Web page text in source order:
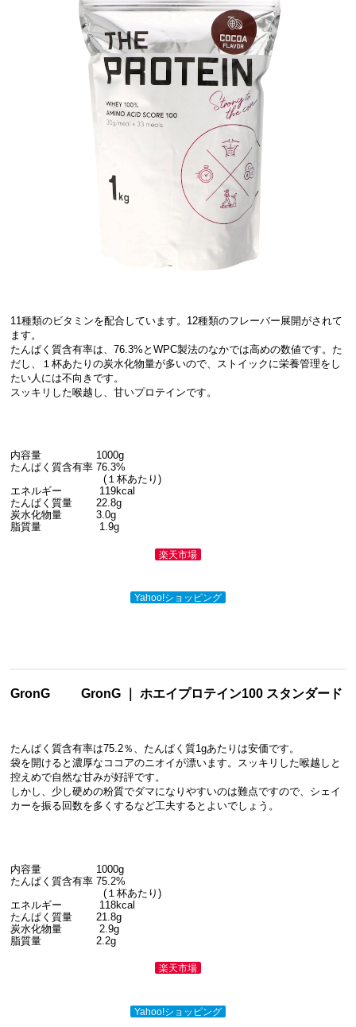
11種類のビタミンを配合しています。12種類のフレーバー展開がされて
ます。
たんぱく質含有率は、76.3%とWPC製法のなかでは高めの数値です。た
だし、１杯あたりの炭水化物量が多いので、ストイックに栄養管理をし
たい人には不向きです。
スッキリした喉越し、甘いプロテインです。
内容量 1000g
たんぱく質含有率 76.3%
(１杯あたり)
エネルギー 119kcal
たんぱく質量 22.8g
炭水化物量 3.0g
脂質量 1.9g
楽天市場
Yahoo!ショッピング
GronG GronG ｜ ホエイプロテイン100 スタンダード
たんぱく質含有率は75.2％、たんぱく質1gあたりは安価です。
袋を開けると濃厚なココアのニオイが漂います。スッキリした喉越しと
控えめで自然な甘みが好評です。
しかし、少し硬めの粉質でダマになりやすいのは難点ですので、シェイ
カーを振る回数を多くするなど工夫するとよいでしょう。
内容量 1000g
たんぱく質含有率 75.2%
(１杯あたり)
エネルギー 118kcal
たんぱく質量 21.8g
炭水化物量 2.9g
脂質量 2.2g
楽天市場
Yahoo!ショッピング